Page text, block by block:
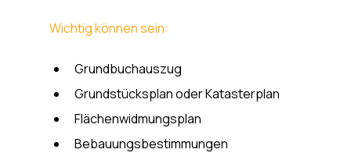
Wichtig können sein:
Grundbuchauszug
Grundstücksplan oder Katasterplan
Flächenwidmungsplan
Bebauungsbestimmungen